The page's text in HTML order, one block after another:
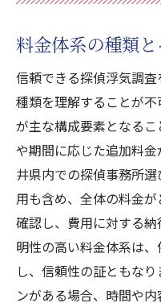
料金体系の種類
信頼できる探偵浮気調
種類を理解することが
が主な構成要素となる
や期間に応じた追加料
井県内での探偵事務所
用も含め、全体の料金
確認し、費用に対する
明性の高い料金体系は
し、信頼性の証ともな
ンがある場合、時間や